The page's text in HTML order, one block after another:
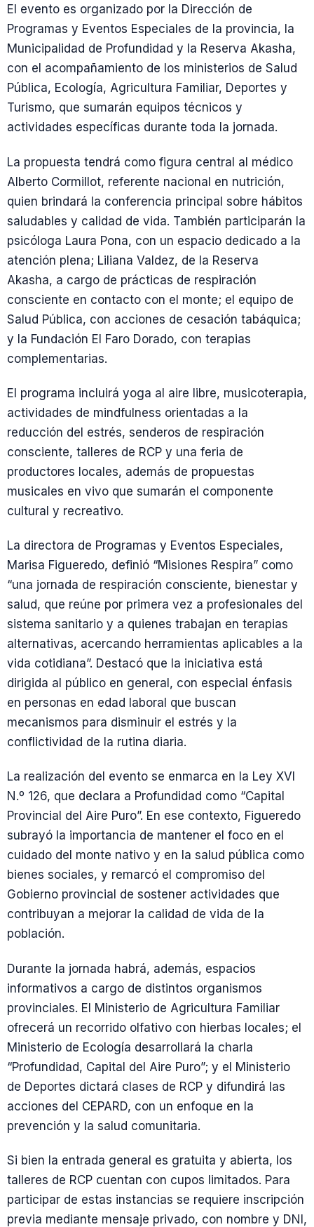
El evento es organizado por la Dirección de
Programas y Eventos Especiales de la provincia, la
Municipalidad de Profundidad y la Reserva Akasha,
con el acompañamiento de los ministerios de Salud
Pública, Ecología, Agricultura Familiar, Deportes y
Turismo, que sumarán equipos técnicos y
actividades específicas durante toda la jornada.
La propuesta tendrá como figura central al médico
Alberto Cormillot, referente nacional en nutrición,
quien brindará la conferencia principal sobre hábitos
saludables y calidad de vida. También participarán la
psicóloga Laura Pona, con un espacio dedicado a la
atención plena; Liliana Valdez, de la Reserva
Akasha, a cargo de prácticas de respiración
consciente en contacto con el monte; el equipo de
Salud Pública, con acciones de cesación tabáquica;
y la Fundación El Faro Dorado, con terapias
complementarias.
El programa incluirá yoga al aire libre, musicoterapia,
actividades de mindfulness orientadas a la
reducción del estrés, senderos de respiración
consciente, talleres de RCP y una feria de
productores locales, además de propuestas
musicales en vivo que sumarán el componente
cultural y recreativo.
La directora de Programas y Eventos Especiales,
Marisa Figueredo, definió “Misiones Respira” como
“una jornada de respiración consciente, bienestar y
salud, que reúne por primera vez a profesionales del
sistema sanitario y a quienes trabajan en terapias
alternativas, acercando herramientas aplicables a la
vida cotidiana”. Destacó que la iniciativa está
dirigida al público en general, con especial énfasis
en personas en edad laboral que buscan
mecanismos para disminuir el estrés y la
conflictividad de la rutina diaria.
La realización del evento se enmarca en la Ley XVI
N.º 126, que declara a Profundidad como “Capital
Provincial del Aire Puro”. En ese contexto, Figueredo
subrayó la importancia de mantener el foco en el
cuidado del monte nativo y en la salud pública como
bienes sociales, y remarcó el compromiso del
Gobierno provincial de sostener actividades que
contribuyan a mejorar la calidad de vida de la
población.
Durante la jornada habrá, además, espacios
informativos a cargo de distintos organismos
provinciales. El Ministerio de Agricultura Familiar
ofrecerá un recorrido olfativo con hierbas locales; el
Ministerio de Ecología desarrollará la charla
“Profundidad, Capital del Aire Puro”; y el Ministerio
de Deportes dictará clases de RCP y difundirá las
acciones del CEPARD, con un enfoque en la
prevención y la salud comunitaria.
Si bien la entrada general es gratuita y abierta, los
talleres de RCP cuentan con cupos limitados. Para
participar de estas instancias se requiere inscripción
previa mediante mensaje privado, con nombre y DNI,